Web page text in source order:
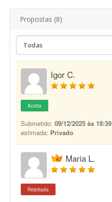
Propostas (8)
Igor C.
Aceita
Submetido: 09/12/2025 às 18:39
estimada: Privado
Maria L.
Rejeitada